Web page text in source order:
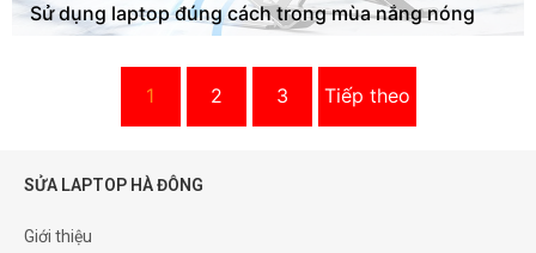
Sử dụng laptop đúng cách trong mùa nắng nóng
1 2 3 Tiếp theo
SỬA LAPTOP HÀ ĐÔNG
Giới thiệu